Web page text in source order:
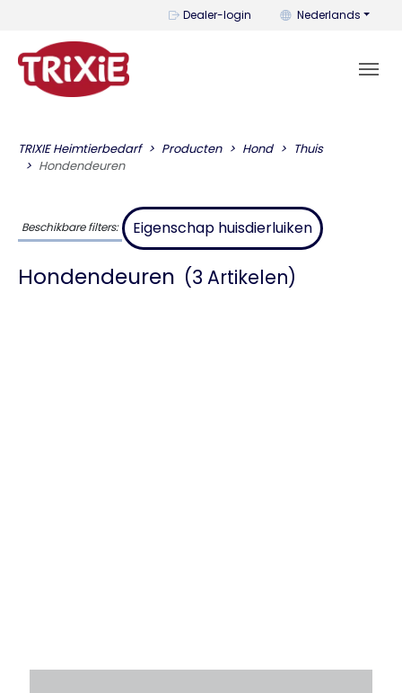
Dealer-login U kunt de taal
Nederlands
TRIXIE Heimtierbedarf Producten Hond
Thuis
Hondendeuren
Beschikbare filters: Eigenschap huisdierluiken
Hondendeuren (3 Artikelen)